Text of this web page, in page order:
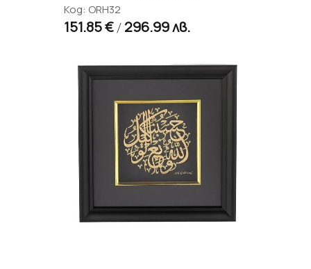
Код: ORH32
151.85 €/ 296.99 лв.